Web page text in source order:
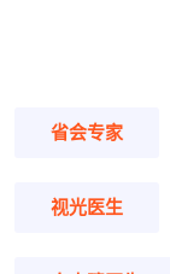
省会专家
视光医生